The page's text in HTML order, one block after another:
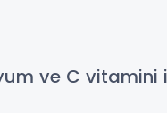
ve C vitamini